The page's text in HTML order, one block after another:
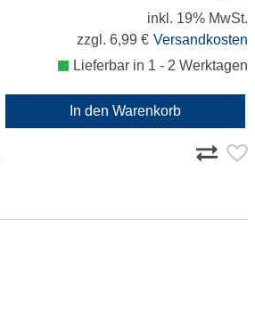
inkl. 19% MwSt.
zzgl. 6,99 € Versandkosten
Lieferbar in 1 - 2 Werktagen
In den Warenkorb